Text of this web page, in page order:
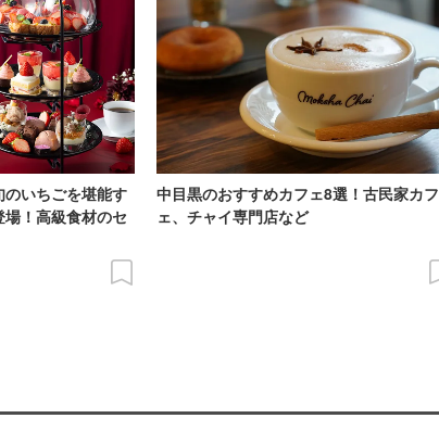
のいちごを堪能す
！高級食材のセ
中目黒のおすすめカフェ8選！古民家カフ
ェ、チャイ専門店など